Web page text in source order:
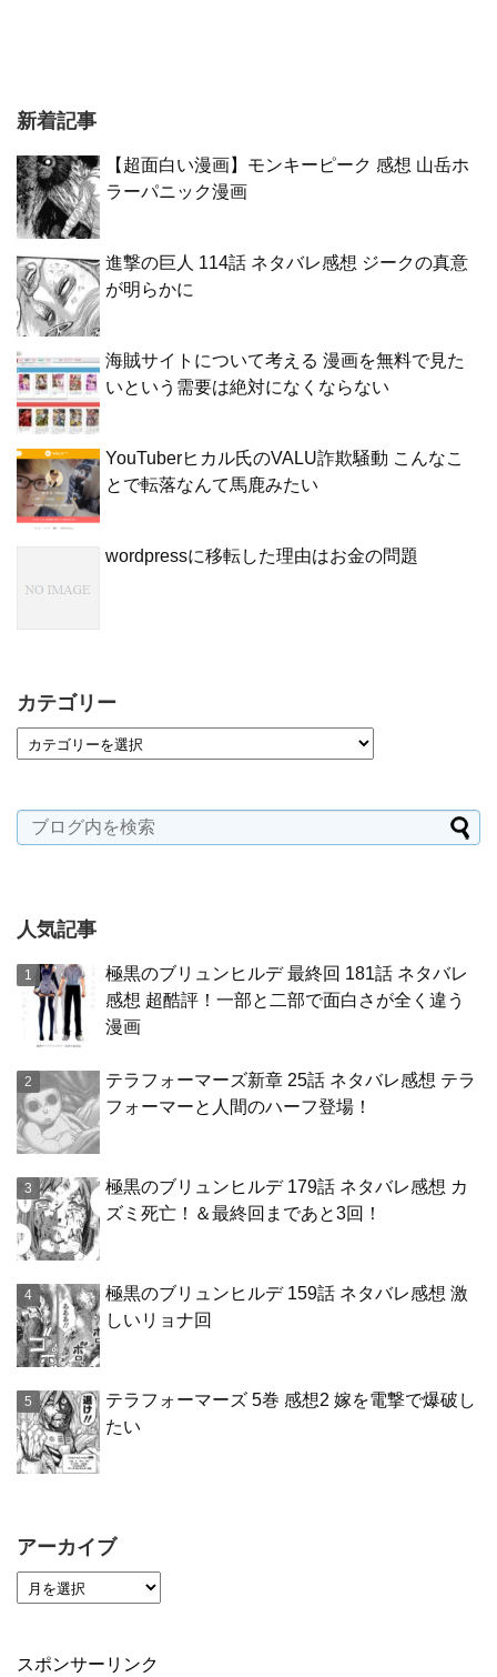
新着記事
【超面白い漫画】モンキーピーク 感想 山岳ホ
ラーパニック漫画
進撃の巨人 114話 ネタバレ感想 ジークの真意
が明らかに
海賊サイトについて考える 漫画を無料で見た
いという需要は絶対になくならない
YouTuberヒカル氏のVALU詐欺騒動 こんなこ
とで転落なんて馬鹿みたい
wordpressに移転した理由はお金の問題
カテゴリー
人気記事
極黒のブリュンヒルデ 最終回 181話 ネタバレ
感想 超酷評！一部と二部で面白さが全く違う
漫画
テラフォーマーズ新章 25話 ネタバレ感想 テラ
フォーマーと人間のハーフ登場！
極黒のブリュンヒルデ 179話 ネタバレ感想 カ
ズミ死亡！＆最終回まであと3回！
極黒のブリュンヒルデ 159話 ネタバレ感想 激
しいリョナ回
テラフォーマーズ 5巻 感想2 嫁を電撃で爆破し
たい
アーカイブ
スポンサーリンク